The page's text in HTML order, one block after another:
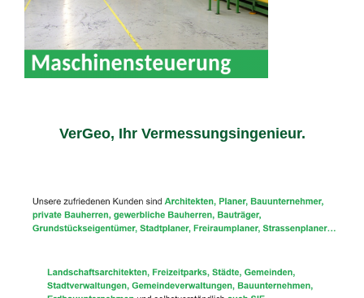
VerGeo, Ihr Vermessungsingenieur.